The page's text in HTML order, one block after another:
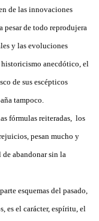
de las innovaciones
pesar de todo reprodujera
y las evoluciones
anecdótico, el
de sus escépticos
tampoco.
fórmulas reiteradas, los
pesan mucho y
abandonar sin la
esquemas del pasado,
es el carácter, espíritu, el